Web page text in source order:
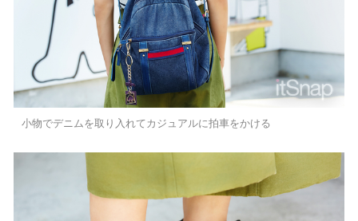
小物でデニムを取り入れてカジュアルに拍車をかける